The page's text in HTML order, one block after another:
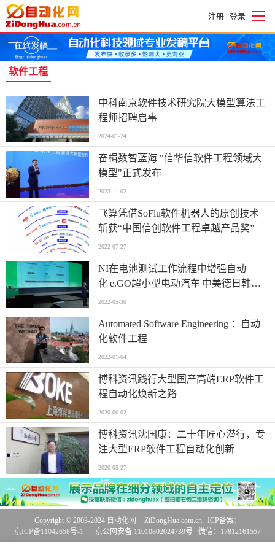
注册 | 登录
软件工程
中科南京软件技术研究院大模型算法工
程师招聘启事
2024-01-24
奋楫数智蓝海 "信华信软件工程领域大
模型"正式发布
2023-11-02
飞算凭借SoFlu软件机器人的原创技术
斩获“中国信创软件工程卓越产品奖”
2022-07-27
NI在电池测试工作流程中增强自动
化|e.GO超小型电动汽车|中美德日韩电
动汽车产业2022动态（四）
2022-05-30
Automated Software Engineering ：自动
化软件工程
2022-01-04
博科资讯践行大型国产高端ERP软件工
程自动化焕新之路
2020-06-02
博科资讯沈国康：二十年匠心潜行，专
注大型ERP软件工程自动化创新
2020-05-27
Copyright © 2003-2024 自动化网
ZiDongHua.com.cn ICP备案：
京ICP备11042658号-1
京公网安备 11010802024739号 微信：17812161557